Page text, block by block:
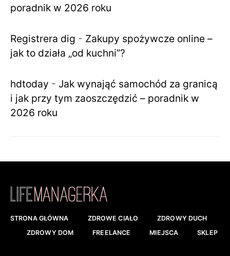
poradnik w 2026 roku
Registrera dig - Zakupy spożywcze online –
jak to działa „od kuchni”?
hdtoday - Jak wynająć samochód za granicą
i jak przy tym zaoszczędzić – poradnik w
2026 roku
STRONA GŁÓWNA ZDROWE CIAŁO
ZDROWY DUCH
ZDROWY DOM
FREELANCE MIEJSCA SKLEP